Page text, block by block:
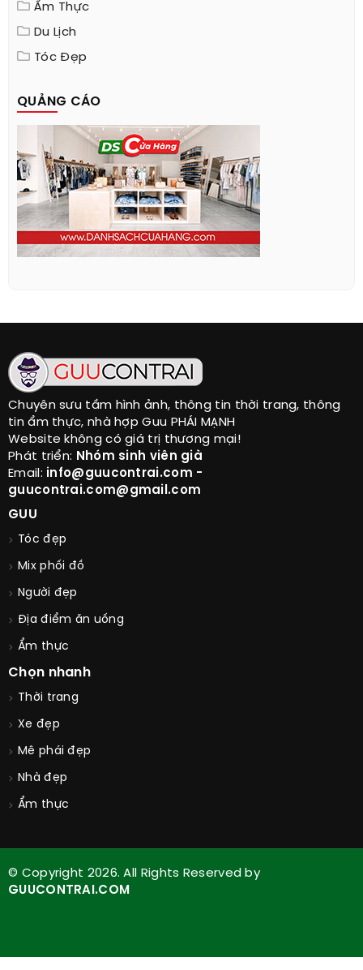
Ẩm Thực
Du Lịch
Tóc Đẹp
QUẢNG CÁO
Chuyên sưu tầm hình ảnh, thông tin thời trang, thông
tin ẩm thực, nhà hợp Guu PHÁI MẠNH
Website không có giá trị thương mại!
Phát triển: Nhóm sinh viên già
Email: info@guucontrai.com -
guucontrai.com@gmail.com
GUU
Tóc đẹp
Mix phối đồ
Người đẹp
Địa điểm ăn uống
Ẩm thực
Chọn nhanh
Thời trang
Xe đẹp
Mê phái đẹp
Nhà đẹp
Ẩm thực
© Copyright 2026. All Rights Reserved by
GUUCONTRAI.COM